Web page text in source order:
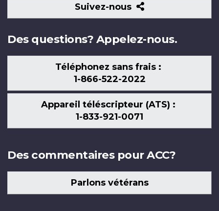
Suivez-nous
Suivez-
nous
Des questions? Appelez-nous.
Téléphonez sans frais :
1-866-522-2022
Appareil téléscripteur (ATS) :
1-833-921-0071
Des commentaires pour ACC?
Parlons vétérans